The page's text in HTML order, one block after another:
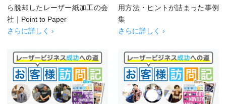
ら脱却したレーザー紙加工の会
社｜Point to Paper
さらに詳しく ›
用方法・ヒントが詰まった事例
集
さらに詳しく ›